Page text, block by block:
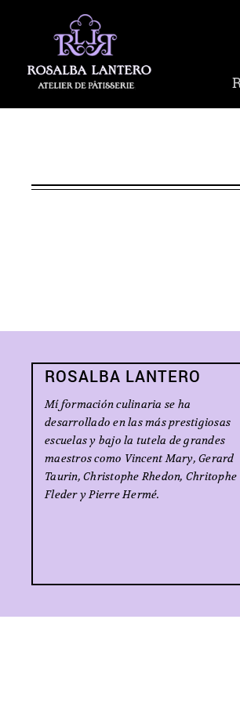
ROSALBA LANTERO
Mí formación culinaria se ha
desarrollado en las más prestigiosas
escuelas y bajo la tutela de grandes
maestros como Vincent Mary, Gerard
Taurin, Christophe Rhedon, Chritophe
Fleder y Pierre Hermé.